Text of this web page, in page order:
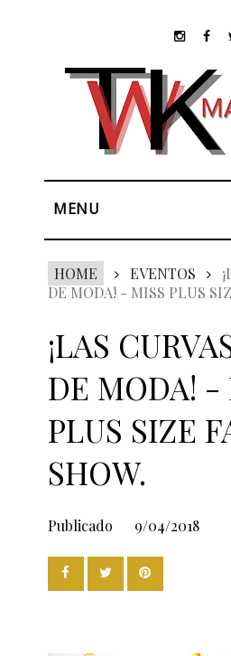
MENU
HOME EVENTOS
DE MODA! - MISS PLUS
¡LAS
DE MODA! -
PLUS SIZE
SHOW.
Publicado 9/04/2018